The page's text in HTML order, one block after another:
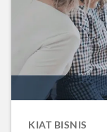
KIAT BISNIS